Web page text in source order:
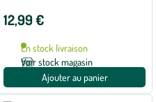
12,99 €
En stock livraison
Voir stock magasin
Ajouter au panier